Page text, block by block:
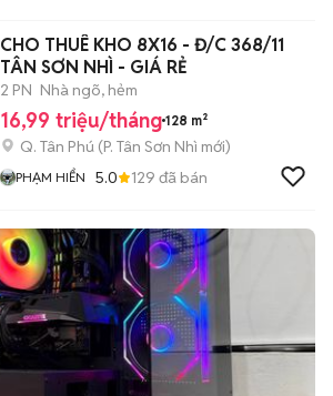
CHO THUÊ KHO 8X16 - Đ/C 368/11
TÂN SƠN NHÌ - GIÁ RẺ
2 PN Nhà ngõ, hẻm
16,99 triệu/tháng 128 m²
Q. Tân Phú (P. Tân Sơn Nhì mới)
PHẠM HIỂN 5.0 129 đã bán